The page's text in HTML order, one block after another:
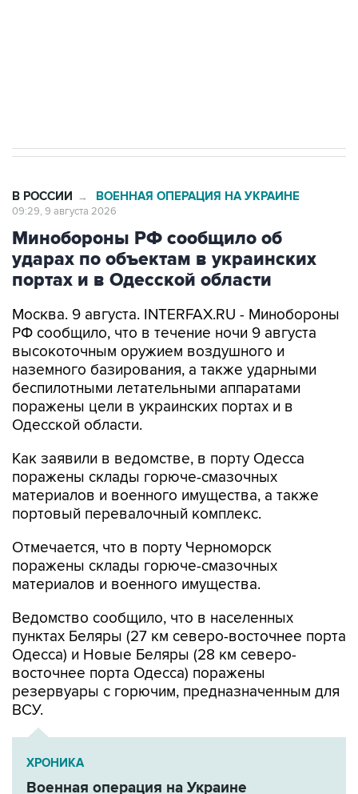
В РОССИИ → ВОЕННАЯ ОПЕРАЦИЯ НА УКРАИНЕ
09:29, 9 августа 2026
Минобороны РФ сообщило об
ударах по объектам в украинских
портах и в Одесской области
Москва. 9 августа. INTERFAX.RU - Минобороны
РФ сообщило, что в течение ночи 9 августа
высокоточным оружием воздушного и
наземного базирования, а также ударными
беспилотными летательными аппаратами
поражены цели в украинских портах и в
Одесской области.
Как заявили в ведомстве, в порту Одесса
поражены склады горюче-смазочных
материалов и военного имущества, а также
портовый перевалочный комплекс.
Отмечается, что в порту Черноморск
поражены склады горюче-смазочных
материалов и военного имущества.
Ведомство сообщило, что в населенных
пунктах Беляры (27 км северо-восточнее порта
Одесса) и Новые Беляры (28 км северо-
восточнее порта Одесса) поражены
резервуары с горючим, предназначенным для
ВСУ.
ХРОНИКА
Военная операция на Украине